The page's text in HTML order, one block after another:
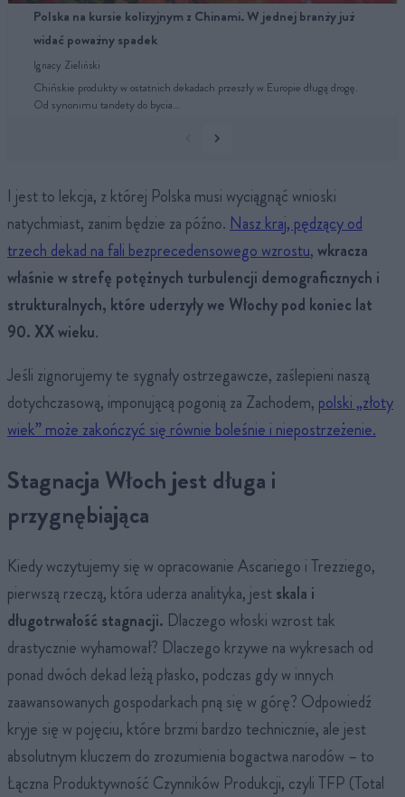
Polska na kursie kolizyjnym z Chinami. W jednej branży już
widać poważny spadek
Ignacy Zieliński
Chińskie produkty w ostatnich dekadach przeszły w Europie długą drogę.
Od synonimu tandety do bycia…
I jest to lekcja, z której Polska musi wyciągnąć wnioski
natychmiast, zanim będzie za późno. Nasz kraj, pędzący od
trzech dekad na fali bezprecedensowego wzrostu,wkracza
właśnie w strefę potężnych turbulencji demograficznych i
strukturalnych, które uderzyły we Włochy pod koniec lat
90. XX wieku.
Jeśli zignorujemy te sygnały ostrzegawcze, zaślepieni naszą
dotychczasową, imponującą pogonią za Zachodem, polski „złoty
wiek” może zakończyć się równie boleśnie i niepostrzeżenie.
Stagnacja Włoch jest długa i
przygnębiająca
Kiedy wczytujemy się w opracowanie Ascariego i Trezziego,
pierwszą rzeczą, która uderza analityka, jest skala i
długotrwałość stagnacji. Dlaczego włoski wzrost tak
drastycznie wyhamował? Dlaczego krzywe na wykresach od
ponad dwóch dekad leżą płasko, podczas gdy w innych
zaawansowanych gospodarkach pną się w górę? Odpowiedź
kryje się w pojęciu, które brzmi bardzo technicznie, ale jest
absolutnym kluczem do zrozumienia bogactwa narodów – to
Łączna Produktywność Czynników Produkcji, czyli TFP (Total